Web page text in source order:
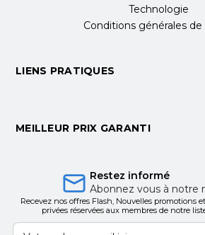
Technologie
Conditions générales
LIENS PRATIQUES
MEILLEUR PRIX GARANTI
Restez informé
Abonnez vous à notre
Recevez nos offres Flash, Nouvelles promotions
privées réservées aux membres de notre